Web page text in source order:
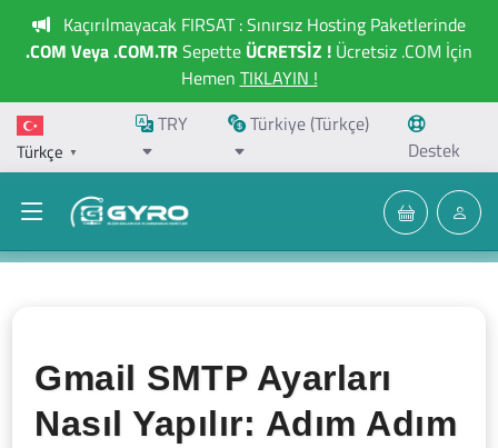
Kaçırılmayacak FIRSAT : Sınırsız Hosting Paketlerinde
.COM Veya .COM.TRSepette ÜCRETSİZ ! Ücretsiz .COM İçin
Hemen TIKLAYIN !
Türkçe ▼
TRY
Türkiye (Türkçe)
Destek
Gmail SMTP Ayarları
Nasıl Yapılır: Adım Adım